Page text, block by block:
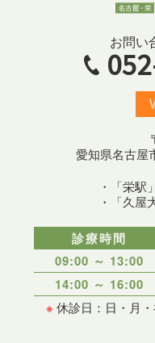
お問い
愛知県名古屋
・「栄駅
・「久屋
診療時間
09:00 ～ 13:00
14:00 ～ 16:00
※ 休診日：日・月